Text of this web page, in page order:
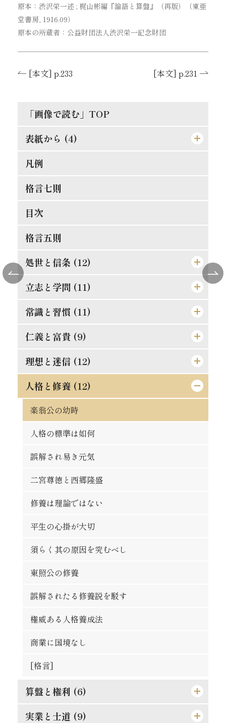
原本：渋沢栄一述 ; 梶山彬編『論語と算盤』（再版）（東亜
堂書房, 1916.09）
原本の所蔵者：公益財団法人渋沢栄一記念財団
[本文] p.233 [本文] p.231
「画像で読む」TOP
表紙から (4)
[表紙]
[表見返し]
[遊び紙]
[扉]
凡例
格言七則
目次
格言五則
処世と信条 (12)
論語と算盤は甚だ遠くして甚だ近いもの
士魂商才
天は人を罰せず
人物の観察法
論語は万人共通の実用的教訓
時期を待つの要あり
立志と学問 (11)
精神老衰の予防法
現在に働け
大正維新の覚悟
秀吉の長所と短所
自ら箸を取れ
大立志と小立志との調和
君子の争ひたれ
社会と学問との関係
勇猛心の養成法
一生涯に歩むべき道
[格言]
常識と習慣 (11)
常識とは如何なるものか
口は禍福の門なり
悪んで其の美を知れ
習慣の感染性と伝播力
偉き人と完き人
親切らしき不親切
何をか真才真智と謂ふ
動機と結果
人生は努力にあり
正に就き邪に遠ざかるの道
[格言]
仁義と富貴 (9)
真正の利殖法
効力の有無は其人に在り
孔夫子の貨殖富貴観
防貧の第一要義
罪は金銭にあらず
金力悪用の実例
義理合一[義利合一]の信念を確立せよ
富豪と徳義上の義務
能く集め能く散ぜよ
理想と迷信 (12)
道理ある希望を持て
この熱誠を要す
道徳は進化すべきか
斯の如き矛盾を根絶すべし
人生観の両面
これは果して絶望か
日新なるを要す
修験者の失敗
真正なる文明
発展の一大要素
廓清の急務なる所以
[格言]
人格と修養 (12)
楽翁公の幼時
人格の標準は如何
誤解され易き元気
二宮尊徳と西郷隆盛
修養は理論ではない
平生の心掛が大切
須らく其の原因を究むべし
東照公の修養
誤解されたる修養説を駁す
権威ある人格養成法
商業に国境なし
[格言]
算盤と権利 (6)
仁に当つては師に譲らず
実業と士道 (9)